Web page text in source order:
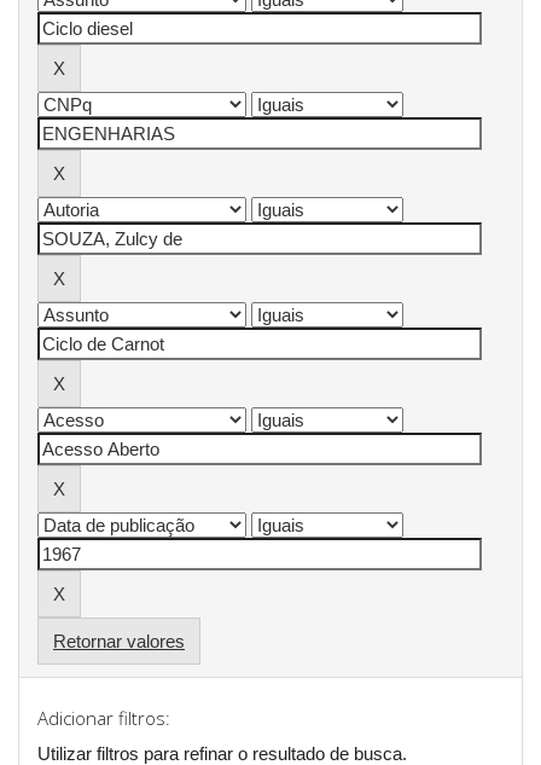
Retornar valores
Adicionar filtros:
Utilizar filtros para refinar o resultado de busca.